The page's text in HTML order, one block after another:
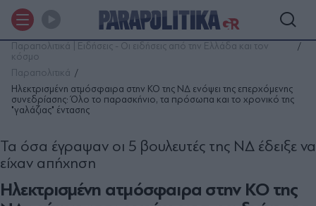
Παραπολιτικά | Ειδήσεις - Οι ειδήσεις από την Ελλάδα και τον
κόσμο
Παραπολιτικά
Ηλεκτρισμένη ατμόσφαιρα στην ΚΟ της ΝΔ ενόψει της επερχόμενης
συνεδρίασης: Όλο το παρασκήνιο, τα πρόσωπα και το χρονικό της
"γαλάζιας" έντασης
Ηλεκτρισμένη ατμόσφαιρα στην ΚΟ της
Τα όσα έγραψαν οι 5 βουλευτές της ΝΔ έδειξε να
είχαν απήχηση